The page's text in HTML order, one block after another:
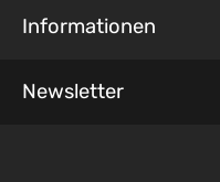
Informationen
Newsletter